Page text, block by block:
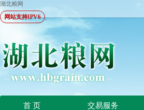
湖北粮网
网站支持IPV6
首 页 交易服务